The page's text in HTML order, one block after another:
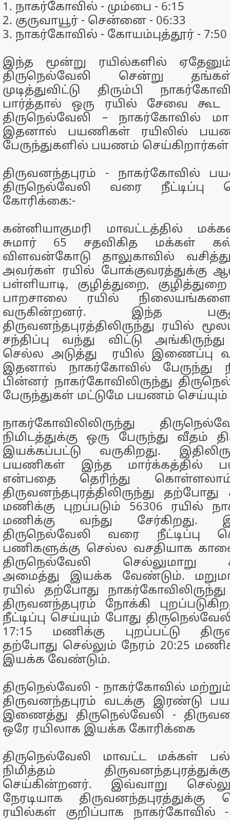
1. நாகர்கோவில் - மும்பை - 6:15
2. குருவாயூர் - சென்னை - 06:33
3. நாகர்கோவில் - கோயம்புத்தூர் - 7:50
இந்த மூன்று ரயில்களில்
திருநெல்வேலி சென்று
முடித்துவிட்டு திரும்பி
பார்த்தால் ஒரு ரயில் சேவை கூட
திருநெல்வேலி – நாகர்கோவில்
இதனால் பயணிகள் ரயிலில்
பேருந்துகளில் பயணம்
திருவனந்தபுரம் - நாகர்கோவில்
திருநெல்வேலி வரை நீட்டிப்பு
கோரிக்கை:-
கன்னியாகுமரி மாவட்டத்தில்
சுமார் 65 சதவிகித மக்கள்
விளவன்கோடு தாலுகாவில்
அவர்கள் ரயில் போக்குவரத்துக்கு
பள்ளியாடி, குழித்துறை,
பாறசாலை ரயில்
வருகின்றனர். இந்த
திருவனந்தபுரத்திலிருந்து ரயில்
சந்திப்பு வந்து விட்டு
செல்ல அடுத்து ரயில் இணைப்பு
இதனால் நாகர்கோவில் பேருந்து
பின்னர் நாகர்கோவிலிருந்து
பேருந்துகள் மட்டுமே பயணம்
நாகர்கோவிலிலிருந்து
நிமிடத்துக்கு ஒரு பேருந்து வீதம்
இயக்கப்பட்டு வருகிறது.
பயணிகள் இந்த மார்க்கத்தில்
என்பதை தெரிந்து
திருவனந்தபுரத்திலிருந்து
மணிக்கு புறப்படும் 56306 ரயில்
மணிக்கு வந்து சேர்கிறது.
திருநெல்வேலி வரை நீட்டிப்பு
பணிகளுக்கு செல்ல வசதியாக
திருநெல்வேலி செல்லுமாறு
அமைத்து இயக்க வேண்டும்.
ரயில் தற்போது
திருவனந்தபுரம் நோக்கி
நீட்டிப்பு செய்யும் போது
17:15 மணிக்கு புறப்பட்டு
தற்போது செல்லும் நேரம் 20:25
இயக்க வேண்டும்.
திருநெல்வேலி - நாகர்கோவில்
திருவனந்தபுரம் வடக்கு இரண்டு
இணைத்து திருநெல்வேலி -
ஒரே ரயிலாக இயக்க கோரிக்கை
திருநெல்வேலி மாவட்ட மக்கள்
நிமித்தம்
செய்கின்றனர். இவ்வாறு
நேரடியாக
ரயில்கள் குறிப்பாக நாகர்கோவில் -